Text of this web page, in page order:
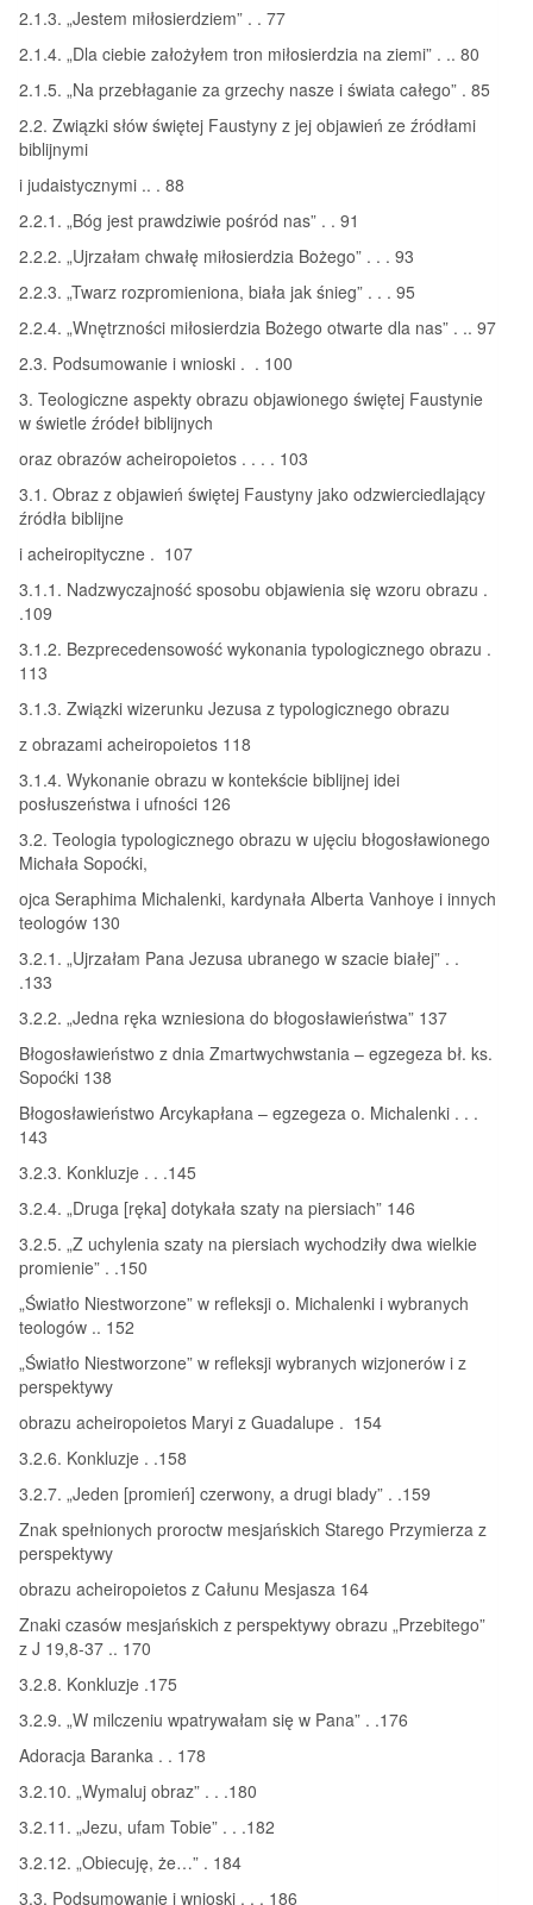
2.1.3. „Jestem miłosierdziem” . . 77
2.1.4. „Dla ciebie założyłem tron miłosierdzia na ziemi” . .. 80
2.1.5. „Na przebłaganie za grzechy nasze i świata całego” . 85
2.2. Związki słów świętej Faustyny z jej objawień ze źródłami
biblijnymi
i judaistycznymi .. . 88
2.2.1. „Bóg jest prawdziwie pośród nas” . . 91
2.2.2. „Ujrzałam chwałę miłosierdzia Bożego” . . . 93
2.2.3. „Twarz rozpromieniona, biała jak śnieg” . . . 95
2.2.4. „Wnętrzności miłosierdzia Bożego otwarte dla nas” . .. 97
2.3. Podsumowanie i wnioski . . 100
3. Teologiczne aspekty obrazu objawionego świętej Faustynie
w świetle źródeł biblijnych
oraz obrazów acheiropoietos . . . . 103
3.1. Obraz z objawień świętej Faustyny jako odzwierciedlający
źródła biblijne
i acheiropityczne . 107
3.1.1. Nadzwyczajność sposobu objawienia się wzoru obrazu .
.109
3.1.2. Bezprecedensowość wykonania typologicznego obrazu .
113
3.1.3. Związki wizerunku Jezusa z typologicznego obrazu
z obrazami acheiropoietos 118
3.1.4. Wykonanie obrazu w kontekście biblijnej idei
posłuszeństwa i ufności 126
3.2. Teologia typologicznego obrazu w ujęciu błogosławionego
Michała Sopoćki,
ojca Seraphima Michalenki, kardynała Alberta Vanhoye i innych
teologów 130
3.2.1. „Ujrzałam Pana Jezusa ubranego w szacie białej” . .
.133
3.2.2. „Jedna ręka wzniesiona do błogosławieństwa” 137
Błogosławieństwo z dnia Zmartwychwstania – egzegeza bł. ks.
Sopoćki 138
Błogosławieństwo Arcykapłana – egzegeza o. Michalenki . . .
143
3.2.3. Konkluzje . . .145
3.2.4. „Druga [ręka] dotykała szaty na piersiach” 146
3.2.5. „Z uchylenia szaty na piersiach wychodziły dwa wielkie
promienie” . .150
„Światło Niestworzone” w refleksji o. Michalenki i wybranych
teologów .. 152
„Światło Niestworzone” w refleksji wybranych wizjonerów i z
perspektywy
obrazu acheiropoietos Maryi z Guadalupe . 154
3.2.6. Konkluzje . .158
3.2.7. „Jeden [promień] czerwony, a drugi blady” . .159
Znak spełnionych proroctw mesjańskich Starego Przymierza z
perspektywy
obrazu acheiropoietos z Całunu Mesjasza 164
Znaki czasów mesjańskich z perspektywy obrazu „Przebitego”
z J 19,8-37 .. 170
3.2.8. Konkluzje .175
3.2.9. „W milczeniu wpatrywałam się w Pana” . .176
Adoracja Baranka . . 178
3.2.10. „Wymaluj obraz” . . .180
3.2.11. „Jezu, ufam Tobie” . . .182
3.2.12. „Obiecuję, że…” . 184
3.3. Podsumowanie i wnioski . . . 186